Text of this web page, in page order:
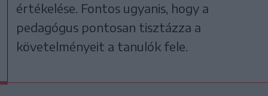
értékelése. Fontos ugyanis, hogy a
pedagógus pontosan tisztázza a
követelményeit a tanulók fele.